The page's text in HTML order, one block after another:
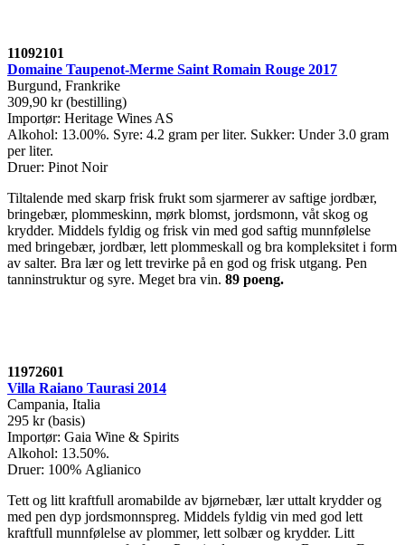
11092101
Domaine Taupenot-Merme Saint Romain Rouge 2017
Burgund, Frankrike
309,90 kr (bestilling)
Importør: Heritage Wines AS
Alkohol: 13.00%. Syre: 4.2 gram per liter. Sukker: Under 3.0 gram
per liter.
Druer: Pinot Noir
Tiltalende med skarp frisk frukt som sjarmerer av saftige jordbær,
bringebær, plommeskinn, mørk blomst, jordsmonn, våt skog og
krydder. Middels fyldig og frisk vin med god saftig munnfølelse
med bringebær, jordbær, lett plommeskall og bra kompleksitet i form
av salter. Bra lær og lett trevirke på en god og frisk utgang. Pen
tanninstruktur og syre. Meget bra vin. 89 poeng.
11972601
Villa Raiano Taurasi 2014
Campania, Italia
295 kr (basis)
Importør: Gaia Wine & Spirits
Alkohol: 13.50%.
Druer: 100% Aglianico
Tett og litt kraftfull aromabilde av bjørnebær, lær uttalt krydder og
med pen dyp jordsmonnspreg. Middels fyldig vin med god lett
kraftfull munnfølelse av plommer, lett solbær og krydder. Litt